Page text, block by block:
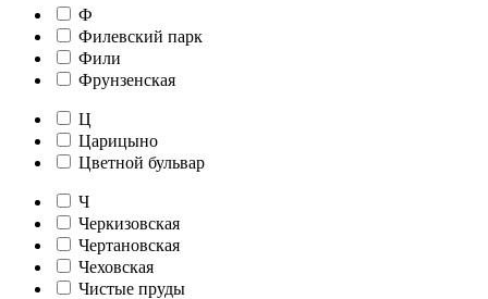
Ф
Филевский парк
Фили
Фрунзенская
Ц
Царицыно
Цветной бульвар
Ч
Черкизовская
Чертановская
Чеховская
Чистые пруды